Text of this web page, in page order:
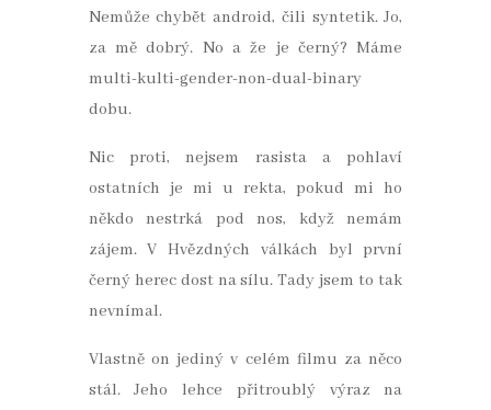
Nemůže chybět android, čili syntetik. Jo,
za mě dobrý. No a že je černý? Máme
multi-kulti-gender-non-dual-binary
dobu.
Nic proti, nejsem rasista a pohlaví
ostatních je mi u rekta, pokud mi ho
někdo nestrká pod nos, když nemám
zájem. V Hvězdných válkách byl první
černý herec dost na sílu. Tady jsem to tak
nevnímal.
Vlastně on jediný v celém filmu za něco
stál. Jeho lehce přitroublý výraz na